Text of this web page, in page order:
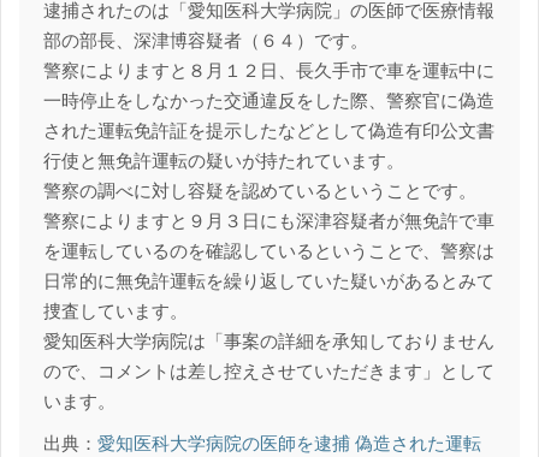
逮捕されたのは「愛知医科大学病院」の医師で医療情報
部の部長、深津博容疑者（６４）です。
警察によりますと８月１２日、長久手市で車を運転中に
一時停止をしなかった交通違反をした際、警察官に偽造
された運転免許証を提示したなどとして偽造有印公文書
行使と無免許運転の疑いが持たれています。
警察の調べに対し容疑を認めているということです。
警察によりますと９月３日にも深津容疑者が無免許で車
を運転しているのを確認しているということで、警察は
日常的に無免許運転を繰り返していた疑いがあるとみて
捜査しています。
愛知医科大学病院は「事案の詳細を承知しておりません
ので、コメントは差し控えさせていただきます」として
います。
出典： 愛知医科大学病院の医師を逮捕 偽造された運転